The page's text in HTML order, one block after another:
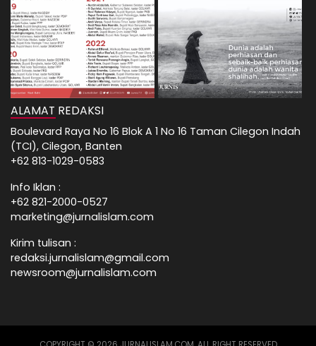
ALAMAT REDAKSI
Boulevard Raya No 16 Blok A 1 No 16 Taman Cilegon Indah
(TCI), Cilegon, Banten
+62 813-1029-0583
Info Iklan :
+62 821-2000-0527
marketing@jurnalislam.com
Kirim tulisan :
redaksi.jurnalislam@gmail.com
newsroom@jurnalislam.com